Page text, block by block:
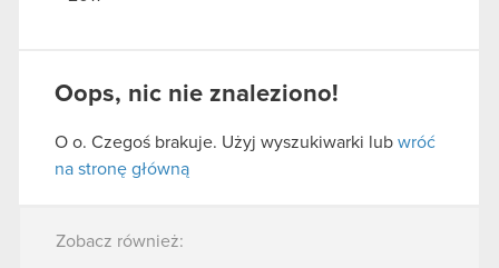
Oops, nic nie znaleziono!
O o. Czegoś brakuje. Użyj wyszukiwarki lub wróć
na stronę główną
Zobacz również: